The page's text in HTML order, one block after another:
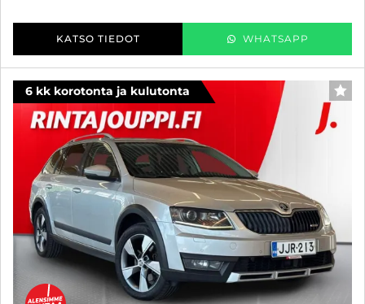
KATSO TIEDOT WHATSAPP
6 kk korotonta ja kulutonta